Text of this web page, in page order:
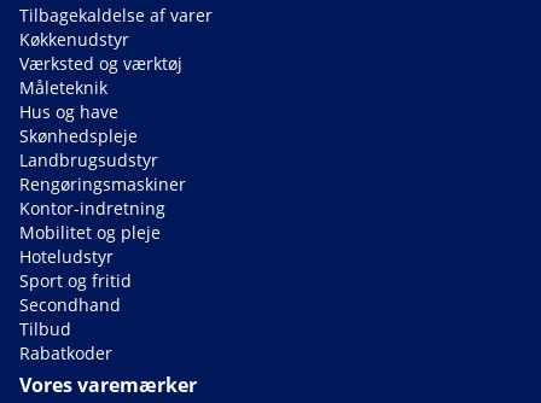
Tilbagekaldelse af varer
Køkkenudstyr
Værksted og værktøj
Måleteknik
Hus og have
Skønhedspleje
Landbrugsudstyr
Rengøringsmaskiner
Kontor-indretning
Mobilitet og pleje
Hoteludstyr
Sport og fritid
Secondhand
Tilbud
Rabatkoder
Vores varemærker